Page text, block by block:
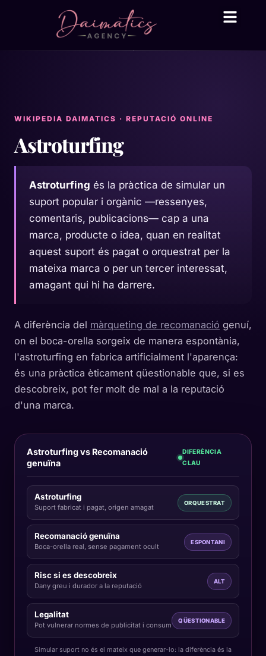
WIKIPEDIA DAIMATICS · REPUTACIÓ ONLINE
Astroturfing
Astroturfing és la pràctica de simular un
suport popular i orgànic —ressenyes,
comentaris, publicacions— cap a una
marca, producte o idea, quan en realitat
aquest suport és pagat o orquestrat per la
mateixa marca o per un tercer interessat,
amagant qui hi ha darrere.
A diferència del màrqueting de recomanació genuí,
on el boca-orella sorgeix de manera espontània,
l'astroturfing en fabrica artificialment l'aparença:
és una pràctica èticament qüestionable que, si es
descobreix, pot fer molt de mal a la reputació
d'una marca.
Astroturfing vs Recomanació
genuïna
DIFERÈNCIA
CLAU
Astroturfing
Suport fabricat i pagat, origen amagat
ORQUESTRAT
Recomanació genuïna
Boca-orella real, sense pagament ocult
ESPONTANI
Risc si es descobreix
Dany greu i durador a la reputació
ALT
Legalitat
Pot vulnerar normes de publicitat i consum
QÜESTIONABLE
Simular suport no és el mateix que generar-lo: la diferència és la
Daima Business AI
● En línia